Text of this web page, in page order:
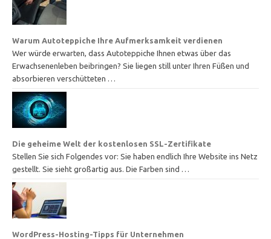
Warum Autoteppiche Ihre Aufmerksamkeit verdienen
Wer würde erwarten, dass Autoteppiche Ihnen etwas über das
Erwachsenenleben beibringen? Sie liegen still unter Ihren Füßen und
absorbieren verschütteten …
Die geheime Welt der kostenlosen SSL-Zertifikate
Stellen Sie sich Folgendes vor: Sie haben endlich Ihre Website ins Netz
gestellt. Sie sieht großartig aus. Die Farben sind …
WordPress-Hosting-Tipps für Unternehmen